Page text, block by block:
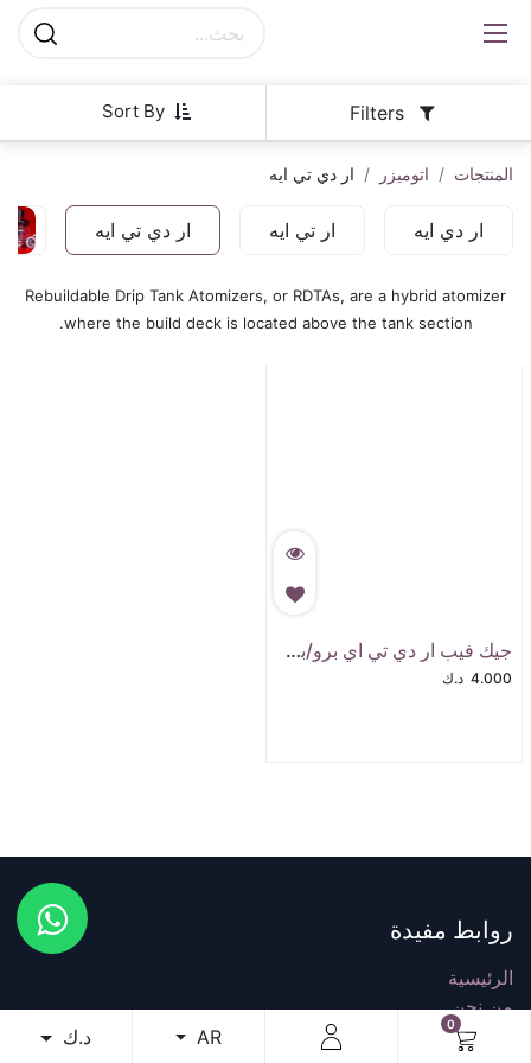
0
AR د.ك
Sort By Filters
المنتجات اتوميزر ار دي تي ايه
ار دي ايه ار تي ايه ار دي تي ايه
Rebuildable Drip Tank Atomizers, or RDTAs, are a hybrid atomizer
where the build deck is located above the tank section.
جيك فيب ار دي تي اي برو/بلاس بود
4.000 د.ك
روابط مفيدة
الرئيسية
من نحن
المنتجات